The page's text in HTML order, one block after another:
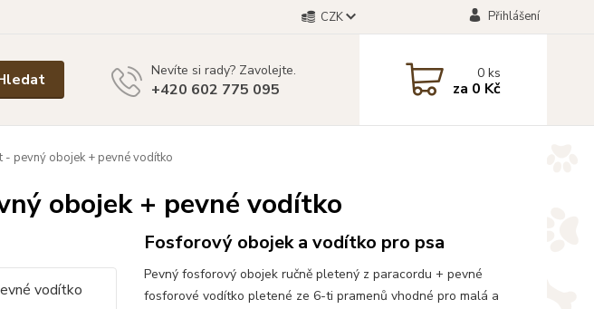
CZK Přihlášení
Nevíte si rady? Zavolejte.
+420 602 775 095
0ks
za 0 Kč
- pevný obojek + pevné vodítko
obojek + pevné vodítko
Fosforový obojek a vodítko pro psa
Pevný fosforový obojek ručně pletený z paracordu + pevné
fosforové vodítko pletené ze 6-ti pramenů vhodné pro malá a